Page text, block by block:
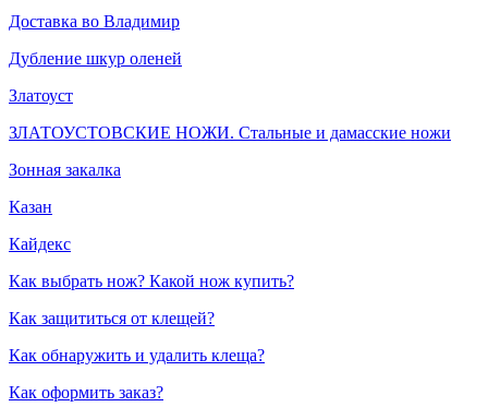
Доставка во Владимир
Дубление шкур оленей
Златоуст
ЗЛАТОУСТОВСКИЕ НОЖИ. Стальные и дамасские ножи
Зонная закалка
Казан
Кайдекс
Как выбрать нож? Какой нож купить?
Как защититься от клещей?
Как обнаружить и удалить клеща?
Как оформить заказ?